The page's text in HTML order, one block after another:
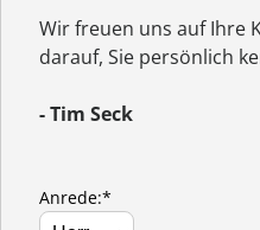
Wir freuen uns auf Ihre
darauf, Sie persönlich
- Tim Seck
Anrede:*